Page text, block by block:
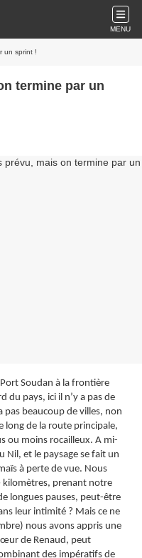
MENU
un sprint !
termine par un
Soudan à la frontière
du pays, ici il n’y a pas de
pas beaucoup de villes, non
long de la route principale,
ou moins rocailleux. A mi-
et le paysage se fait un
à perte de vue. Nous
kilomètres, prenant notre
longues pauses, peut-être
leur intimité ? Mais ce ne
nous avons appris une
de Renaud, peut
des impératifs de